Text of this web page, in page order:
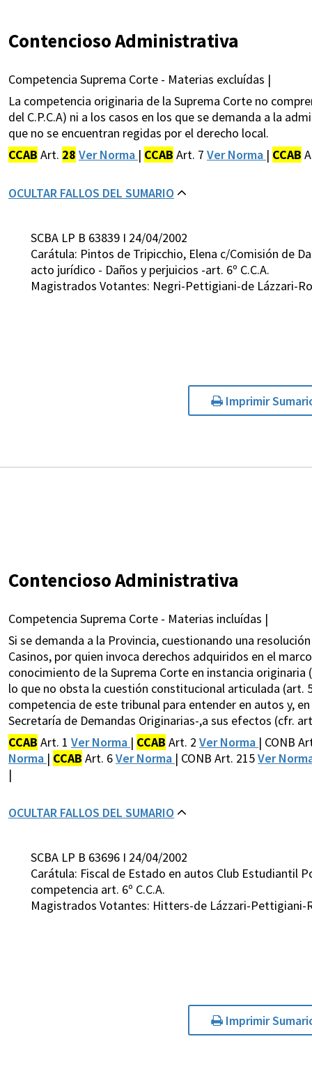
Contencioso Administrativa
Competencia Suprema Corte - Materias excluídas |
La competencia originaria de la Suprema Corte no
del C.P.C.A) ni a los casos en los que se demanda a la
que no se encuentran regidas por el derecho local.
CCAB Art. 28 Ver Norma | CCAB Art. 7 Ver Norma | CCAB
OCULTAR FALLOS DEL SUMARIO
SCBA LP B 63839 I 24/04/2002
Carátula: Pintos de Tripicchio, Elena c/Comisión de
acto jurídico - Daños y perjuicios -art. 6º C.C.A.
Magistrados Votantes: Negri-Pettigiani-de Lázzari-
Imprimir
Contencioso Administrativa
Competencia Suprema Corte - Materias incluídas |
Si se demanda a la Provincia, cuestionando una
Casinos, por quien invoca derechos adquiridos en el
conocimiento de la Suprema Corte en instancia originaria
lo que no obsta la cuestión constitucional articulada (art.
competencia de este tribunal para entender en autos y,
Secretaría de Demandas Originarias-,a sus efectos (cfr.
CCAB Art. 1 Ver Norma | CCAB Art. 2 Ver Norma | CONB
Norma | CCAB Art. 6Ver Norma | CONB Art. 215Ver
|
OCULTAR FALLOS DEL SUMARIO
SCBA LP B 63696 I 24/04/2002
Carátula: Fiscal de Estado en autos Club Estudiantil
competencia art. 6º C.C.A.
Magistrados Votantes: Hitters-de Lázzari-Pettigiani-
Imprimir